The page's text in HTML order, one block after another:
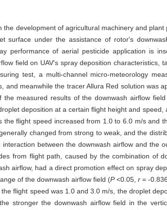
development of agricultural machinery and
under the assistance of rotor's
performance of aerial pesticide application is
field on UAV's spray deposition characteristics,
test, a multi-channel micro-meteorology
meanwhile the tracer Allura Red solution was
measured results of the downwash airflow
deposition at a certain flight height and
flight speed increased from 1.0 to 6.0 m/s and
changed from strong to weak, and the
between the downwash airflow and the
from flight path, caused by the combination of
airflow, had a direct promotion effect on spray
of the downwash airflow field (P<0.05, r = -
flight speed was 1.0 and 3.0 m/s, the droplet
stronger the downwash airflow field in the